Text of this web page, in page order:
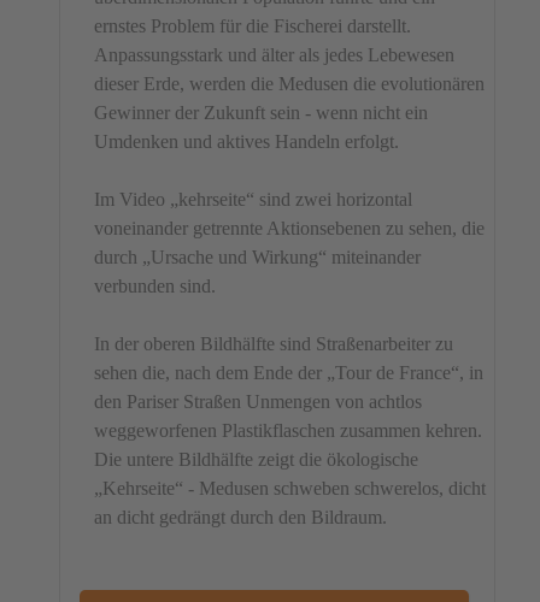
ernstes Problem für die Fischerei darstellt.
Anpassungsstark und älter als jedes Lebewesen
dieser Erde, werden die Medusen die evolutionären
Gewinner der Zukunft sein - wenn nicht ein
Umdenken und aktives Handeln erfolgt.
Im Video „kehrseite“ sind zwei horizontal
voneinander getrennte Aktionsebenen zu sehen, die
durch „Ursache und Wirkung“ miteinander
verbunden sind.
In der oberen Bildhälfte sind Straßenarbeiter zu
sehen die, nach dem Ende der „Tour de France“, in
den Pariser Straßen Unmengen von achtlos
weggeworfenen Plastikflaschen zusammen kehren.
Die untere Bildhälfte zeigt die ökologische
„Kehrseite“ - Medusen schweben schwerelos, dicht
an dicht gedrängt durch den Bildraum.